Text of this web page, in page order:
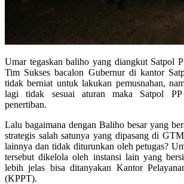
Umar tegaskan baliho yang diangkut Satpol
Tim Sukses bacalon Gubernur di kantor
tidak berniat untuk lakukan pemusnahan,
lagi tidak sesuai aturan maka Satpol PP
penertiban.
Lalu bagaimana dengan Baliho besar yang
strategis salah satunya yang dipasang di
lainnya dan tidak diturunkan oleh petugas?
tersebut dikelola oleh instansi lain yang
lebih jelas bisa ditanyakan Kantor
(KPPT).